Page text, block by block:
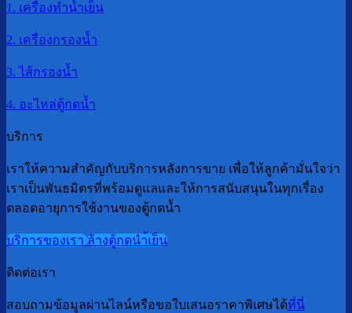
1. เครื่องทำน้ำเย็น
2. เครื่องกรองน้ำ
3. ไส้กรองน้ำ
4. อะไหล่ตู้กดน้ำ
บริการ
เราให้ความสำคัญกับบริการหลังการขาย เพื่อให้ลูกค้ามั่นใจว่า
เราเป็นพันธมิตรที่พร้อมดูแลและให้การสนับสนุนในทุกเรื่อง
ตลอดอายุการใช้งานของตู้กดน้ำ
บริการของเราล้างตู้กดนำ้เย็น
ติดต่อเรา
สอบถามข้อมูลผ่านไลน์หรือขอใบเสนอราคาพิเศษได้ที่นี่